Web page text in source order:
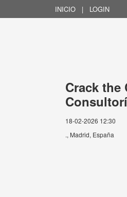
INICIO | LOGIN
Crack the
18-02-2026 12:30
., Madrid, España